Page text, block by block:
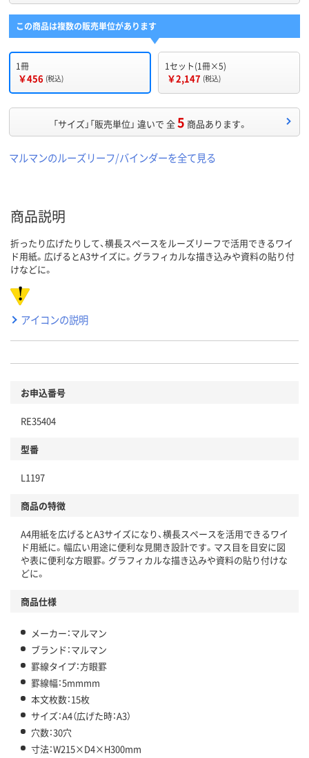
この商品は複数の販売単位があります
1冊
￥456 (税込)
1セット(1冊×5)
￥2,147 (税込)
「サイズ」「販売単位」 違いで 全5 商品あります。
マルマンのルーズリーフ/バインダーを全て見る
商品説明
折ったり広げたりして、横長スペースをルーズリーフで活用できるワイ
ド用紙。広げるとA3サイズに。グラフィカルな描き込みや資料の貼り付
けなどに。
アイコンの説明
お申込番号
RE35404
型番
L1197
商品の特徴
A4用紙を広げるとA3サイズになり、横長スペースを活用できるワイ
ド用紙に。幅広い用途に便利な見開き設計です。マス目を目安に図
や表に便利な方眼罫。グラフィカルな描き込みや資料の貼り付けな
どに。
商品仕様
メーカー：マルマン
ブランド：マルマン
罫線タイプ：方眼罫
罫線幅：5mmmm
本文枚数：15枚
サイズ：A4（広げた時：A3）
穴数：30穴
寸法：W215×D4×H300mm